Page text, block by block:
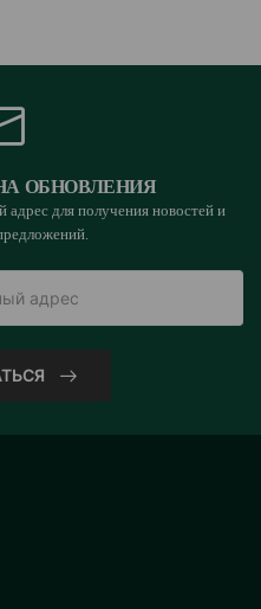
ОБНОВЛЕНИЯ
адрес для получения новостей и